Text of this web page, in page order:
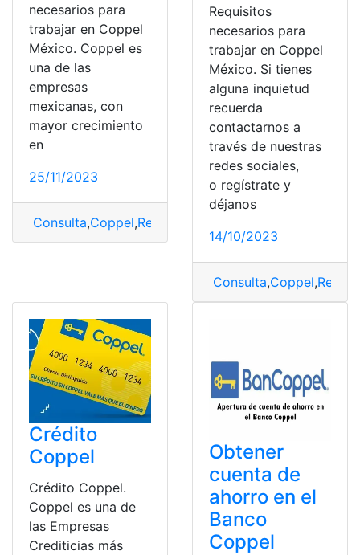
necesarios para
trabajar en Coppel
México. Coppel es
una de las
empresas
mexicanas, con
mayor crecimiento
en
25/11/2023
Consulta,Coppel,Requisitos
Requisitos
necesarios para
trabajar en Coppel
México. Si tienes
alguna inquietud
recuerda
contactarnos a
través de nuestras
redes sociales,
o regístrate y
déjanos
14/10/2023
Consulta,Coppel,
Crédito
Coppel
Crédito Coppel.
Coppel es una de
las Empresas
Crediticias más
Obtener
cuenta de
ahorro en el
Banco
Coppel